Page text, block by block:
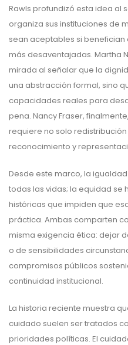
Rawls profundizó esta idea al
organiza sus instituciones de
sean aceptables si
más desaventajadas. Martha
mirada al señalar que la
una abstracción formal, sino
capacidades reales para
pena. Nancy Fraser,
requiere no solo
reconocimiento y
Desde este marco, la
todas las vidas; la equidad se
históricas que impiden que
práctica. Ambas comparten
misma exigencia ética: dejar
o de sensibilidades
compromisos públicos
continuidad institucional.
La historia reciente muestra
cuidado suelen ser tratados
prioridades políticas. El